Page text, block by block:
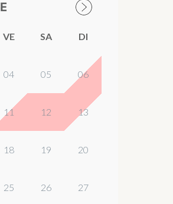
VE SA DI
04 05 06
11 12 13
18 19 20
25 26 27